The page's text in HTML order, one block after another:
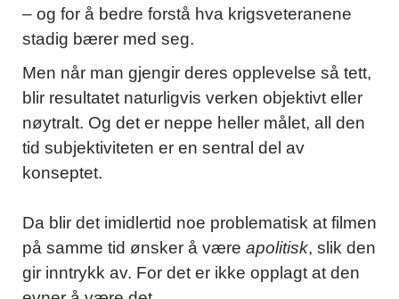
– og for å bedre forstå hva krigsveteranene
stadig bærer med seg.
Men når man gjengir deres opplevelse så tett,
blir resultatet naturligvis verken objektivt eller
nøytralt. Og det er neppe heller målet, all den
tid subjektiviteten er en sentral del av
konseptet.
Da blir det imidlertid noe problematisk at filmen
på samme tid ønsker å være apolitisk, slik den
gir inntrykk av. For det er ikke opplagt at den